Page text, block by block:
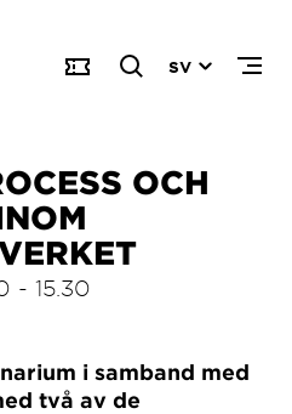
SV
OCH
- 15.30
i samband med
två av de